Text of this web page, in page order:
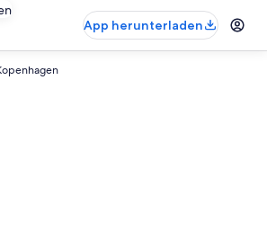
App herunterladen